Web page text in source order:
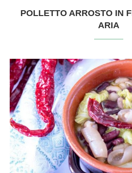
POLLETTO ARROSTO IN
ARIA